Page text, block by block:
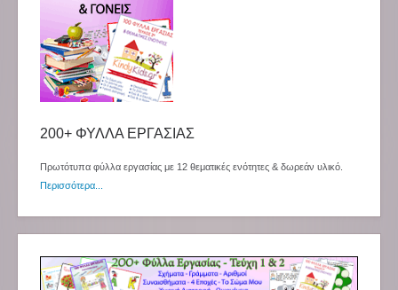
200+ ΦΥΛΛΑ ΕΡΓΑΣΙΑΣ
Πρωτότυπα φύλλα εργασίας με 12 θεματικές ενότητες & δωρεάν υλικό.
Περισσότερα...